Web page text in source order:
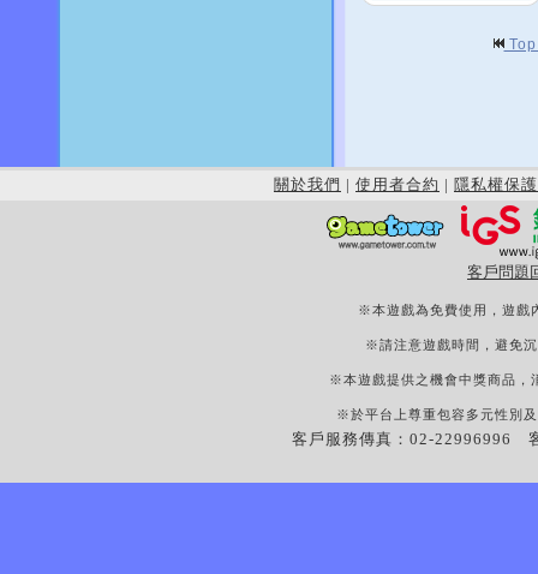
關於我們 | 使用者合約 | 隱私權保護
客戶問題
※本遊戲為免費使用，遊戲
※請注意遊戲時間，避免
※本遊戲提供之機會中獎商品，
※於平台上尊重包容多元性別
客戶服務傳真：02-22996996